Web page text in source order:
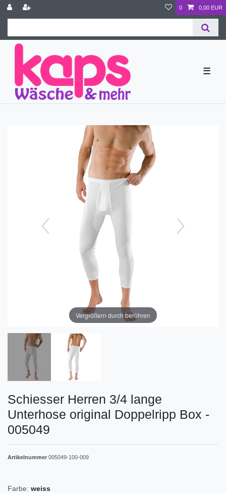
0 0,00 EUR
☰
Vergrößern durch berühren
Schiesser Herren 3/4 lange
Unterhose original Doppelripp Box -
005049
Artikelnummer 005049-100-009
Farbe: weiss